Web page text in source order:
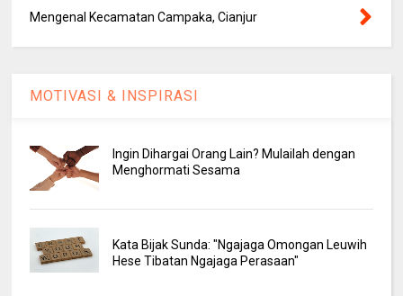
Mengenal Kecamatan Campaka, Cianjur
MOTIVASI & INSPIRASI
Ingin Dihargai Orang Lain? Mulailah dengan
Menghormati Sesama
Kata Bijak Sunda: "Ngajaga Omongan Leuwih
Hese Tibatan Ngajaga Perasaan"